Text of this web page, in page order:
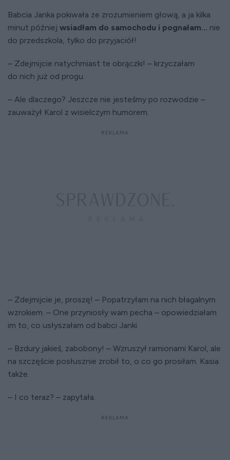
Babcia Janka pokiwała ze zrozumieniem głową, a ja kilka
minut później wsiadłam do samochodu i pognałam... nie
do przedszkola, tylko do przyjaciół!
– Zdejmijcie natychmiast te obrączki! – krzyczałam
do nich już od progu.
– Ale dlaczego? Jeszcze nie jesteśmy po rozwodzie –
zauważył Karol z wisielczym humorem.
– Zdejmijcie je, proszę! – Popatrzyłam na nich błagalnym
wzrokiem. – One przyniosły wam pecha – opowiedziałam
im to, co usłyszałam od babci Janki.
– Bzdury jakieś, zabobony! – Wzruszył ramionami Karol, ale
na szczęście posłusznie zrobił to, o co go prosiłam. Kasia
także.
– I co teraz? – zapytała.